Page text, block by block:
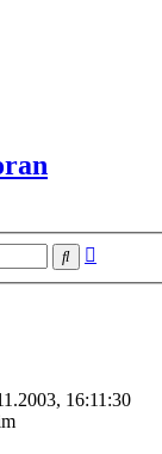
Suche
16:11:30